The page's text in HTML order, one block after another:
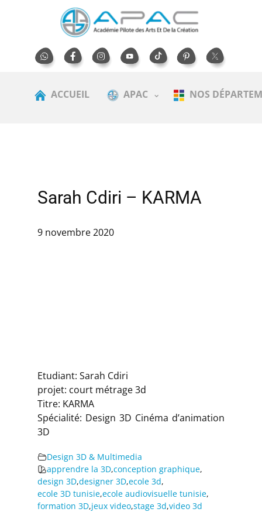
ACCUEIL APAC NOS
Sarah Cdiri – KARMA
9 novembre 2020
Etudiant: Sarah Cdiri
projet: court métrage 3d
Titre: KARMA
Spécialité: Design 3D Cinéma d’animation
3D
Design 3D & Multimedia
apprendre la 3D,conception graphique,
design 3D,designer 3D,ecole 3d,
ecole 3D tunisie,ecole audiovisuelle tunisie,
formation 3D,jeux video,stage 3d,video 3d